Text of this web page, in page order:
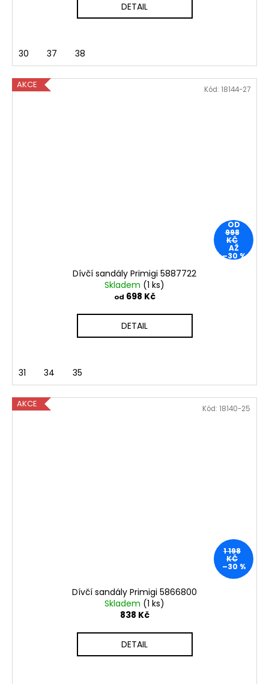
DETAIL
30 37 38
AKCE
OD
998
KČ
AŽ
–30 %
Dívčí sandály Primigi 5887722
Skladem (1 ks)
od 698 Kč
DETAIL
31 34 35
Kód: 18144-27
AKCE
1 198
KČ
–30 %
Dívčí sandály Primigi 5866800
Skladem (1 ks)
838 Kč
DETAIL
Kód: 18140-25